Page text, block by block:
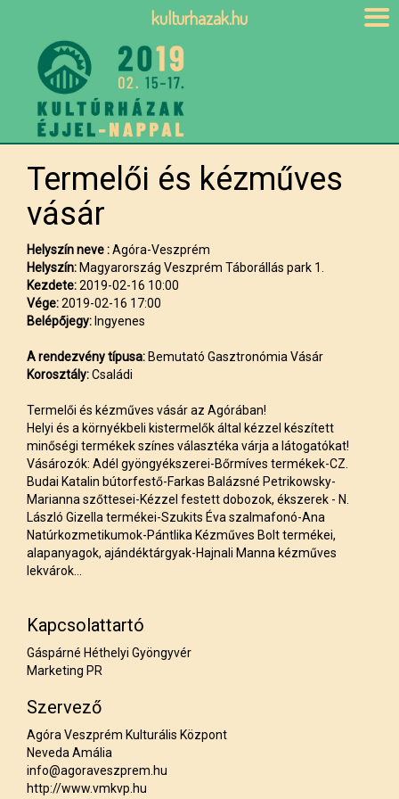
Termelői és kézműves
vásár
Helyszín neve :Agóra-Veszprém
Helyszín: Magyarország Veszprém Táborállás park 1.
Kezdete:2019-02-16 10:00
Vége:2019-02-16 17:00
Belépőjegy: Ingyenes
A rendezvény típusa: Bemutató Gasztronómia Vásár
Korosztály:Családi
Termelői és kézműves vásár az Agórában!
Helyi és a környékbeli kistermelők által kézzel készített
minőségi termékek színes választéka várja a látogatókat!
Vásározók: Adél gyöngyékszerei-Bőrmíves termékek-CZ.
Budai Katalin bútorfestő-Farkas Balázsné Petrikowsky-
Marianna szőttesei-Kézzel festett dobozok, ékszerek - N.
László Gizella termékei-Szukits Éva szalmafonó-Ana
Natúrkozmetikumok-Pántlika Kézműves Bolt termékei,
alapanyagok, ajándéktárgyak-Hajnali Manna kézműves
lekvárok...
Kapcsolattartó
Gáspárné Héthelyi Gyöngyvér
Marketing PR
Szervező
Agóra Veszprém Kulturális Központ
Neveda Amália
info@agoraveszprem.hu
http://www.vmkvp.hu
kulturhazak.hu